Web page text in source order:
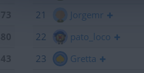
21
Jorgemr
22
pato_loco
23
Gretta